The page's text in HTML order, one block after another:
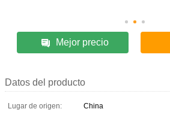
Mejor precio
Datos del producto
Lugar de origen:
China